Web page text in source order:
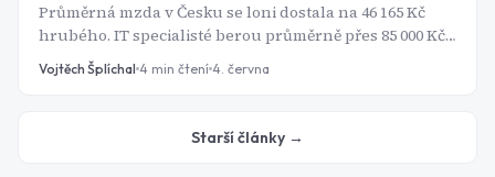
Průměrná mzda v Česku se loni dostala na 46 165 Kč
hrubého. IT specialisté berou průměrně přes 85 000 Kč
a ti nejlepší v Praze klidně šestimístnou cifru. Jenže
čím víc lidé vydělávají, tím víc se diví, kam peníze mizí.
funguje systematicky a ukrajuje z majetku tiše, bez
dramatických rozhodnutí, jen každý měsíc trochu.
Vojtěch Šplíchal 4 min čtení 4. června
Starší články →